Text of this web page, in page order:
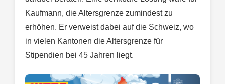
Kaufmann, die Altersgrenze zumindest zu
erhöhen. Er verweist dabei auf die Schweiz, wo
in vielen Kantonen die Altersgrenze für
Stipendien bei 45 Jahren liegt.